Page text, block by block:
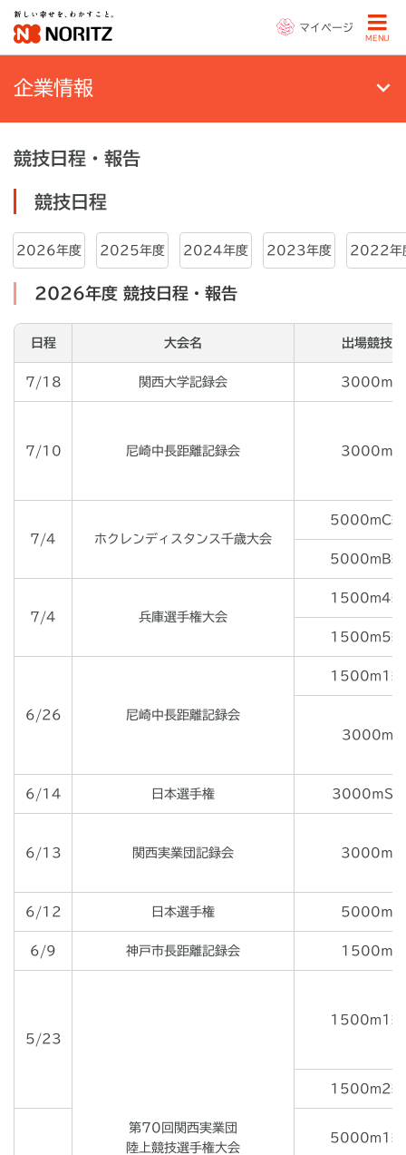
マイページ
MENU
企業情報
競技日程・報告
競技日程
2026年度 2025年度 2024年度 2023年度 2022年
2026年度 競技日程・報告
日程 大会名 出場競技
7/18 関西大学記録会 3000ｍ
7/10 尼崎中長距離記録会 3000ｍ
7/4 ホクレンディスタンス千歳大会
5000mC組
5000mB組
7/4 兵庫選手権大会
1500m4組
1500m5組
6/26 尼崎中長距離記録会
1500m1組
3000m
6/14 日本選手権 3000ｍSC
6/13 関西実業団記録会 3000ｍ
6/12 日本選手権 5000ｍ
6/9 神戸市長距離記録会 1500ｍ
5/23
第70回関西実業団
陸上競技選手権大会
1500m1組
1500m2組
5000m1組